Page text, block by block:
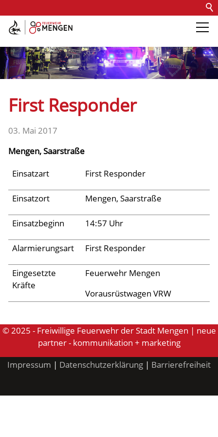
Kontakt Impressum
Barrierefreiheit
Die Feuerwehr
Fachdienste
Fahrzeuge
Einsätze
Archiv 2025
Archiv 2024
Archiv 2023
Archiv 2022
Archiv 2021
Archiv 2018
Archiv 2017
Archiv 2016
First Responder
03. Mai 2017
Mengen, Saarstraße
Einsatzart
First Responder
Einsatzort Mengen, Saarstraße
Einsatzbeginn 14:57 Uhr
Alarmierungsart First Responder
Eingesetzte
Kräfte
Feuerwehr Mengen
Vorausrüstwagen VRW
© 2025 - Freiwillige Feuerwehr der Stadt Mengen | neue
partner - kommunikation + marketing
Impressum | Datenschutzerklärung | Barrierefreiheit